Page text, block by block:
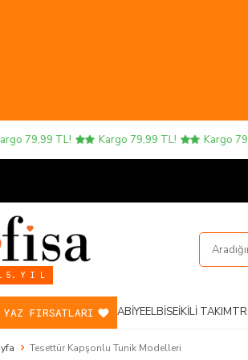
79,99 TL! Kargo 79,99 TL! Kargo
5. Y I L
YAZ FIRSATLARI ABIYEELBISEİKILI TAKIM
Tesettür Kapşonlu Tunik Modelleri